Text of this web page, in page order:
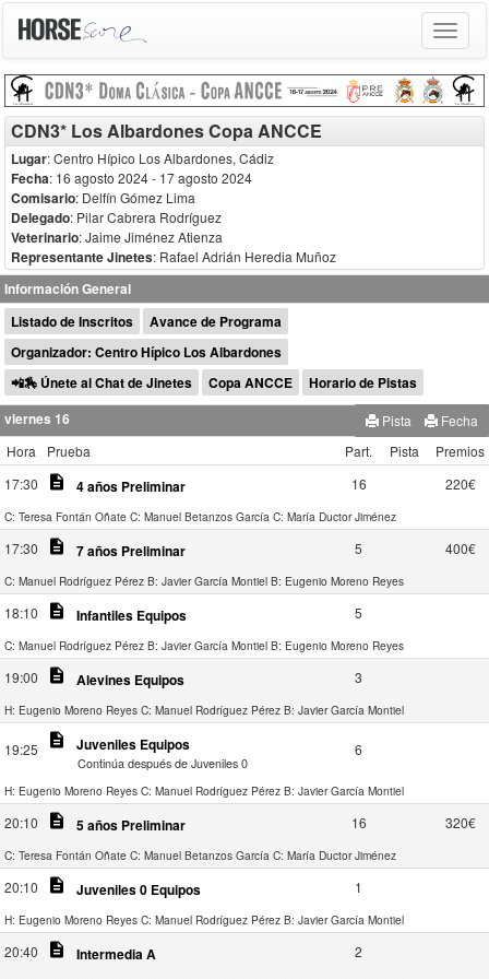
Toggle
CDN3* Los Albardones Copa ANCCE
Lugar: Centro Hípico Los Albardones, Cádiz
Fecha: 16 agosto 2024- 17 agosto 2024
Comisario: Delfín Gómez Lima
Delegado: Pilar Cabrera Rodríguez
Veterinario:Jaime Jiménez Atienza
Representante Jinetes: Rafael Adrián Heredia Muñoz
Información General
Listado de Inscritos
Avance de Programa
Organizador: Centro Hípico Los Albardones
📲🏇 Únete al Chat de Jinetes
Copa ANCCE
Horario de Pistas
viernes 16
Fecha
Pista
Hora
Prueba Part. Pista
Premios
17:30
description 4 años Preliminar 16 220€
C: Teresa Fontán Oñate C: Manuel Betanzos García C: María Ductor Jiménez
17:30 description 7 años Preliminar 5 400€
C: Manuel Rodríguez Pérez B: Javier García Montiel B: Eugenio Moreno Reyes
18:10 description Infantiles Equipos 5
C: Manuel Rodríguez Pérez B: Javier García Montiel B: Eugenio Moreno Reyes
19:00 description Alevines Equipos 3
H: Eugenio Moreno Reyes C: Manuel Rodríguez Pérez B: Javier García Montiel
19:25 description Juveniles Equipos
Continúa después de Juveniles 0
6
H: Eugenio Moreno Reyes C: Manuel Rodríguez Pérez B: Javier García Montiel
20:10 description 5 años Preliminar 16 320€
C: Teresa Fontán Oñate C: Manuel Betanzos García C: María Ductor Jiménez
20:10 description Juveniles 0 Equipos 1
H: Eugenio Moreno Reyes C: Manuel Rodríguez Pérez B: Javier García Montiel
20:40 description Intermedia A 2